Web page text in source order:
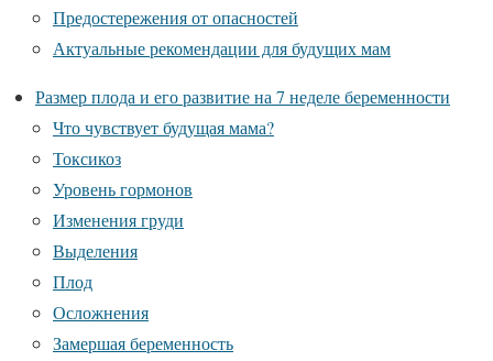
Предостережения от опасностей
Актуальные рекомендации для будущих мам
Размер плода и его развитие на 7 неделе беременности
Что чувствует будущая мама?
Токсикоз
Уровень гормонов
Изменения груди
Выделения
Плод
Осложнения
Замершая беременность